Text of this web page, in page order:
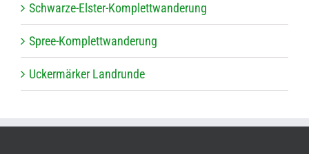
Schwarze-Els­ter-Kom­plett­wan­de­rung
Spree-Kom­plett­wan­de­rung
Ucker­mär­ker Landrunde